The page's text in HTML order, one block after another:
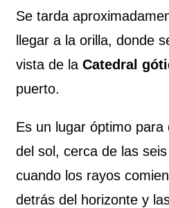
Se tarda
llegar a la orilla, donde
vista de laCatedral
puerto.
Es un lugar óptimo
del sol, cerca de las
cuando los rayos
detrás del horizonte y